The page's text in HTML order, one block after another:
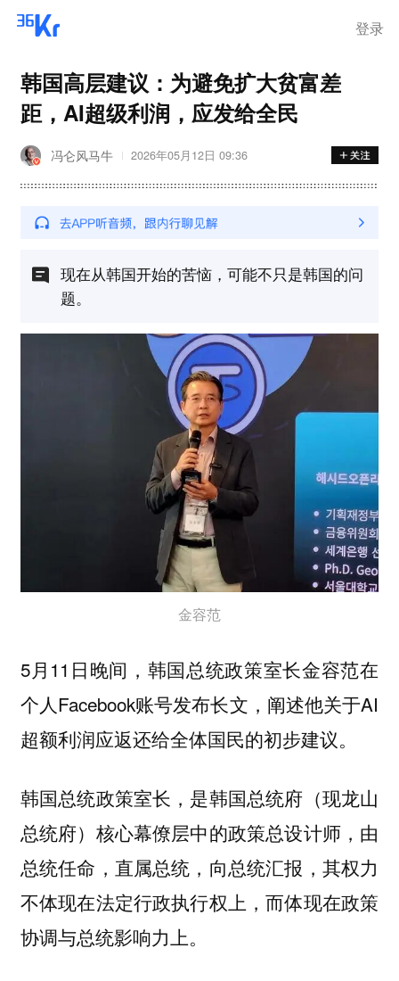
登录
韩国高层建议：为避免扩大贫富差
距，AI超级利润，应发给全民
冯仑风马牛 2026年05月12日 09:36
现在从韩国开始的苦恼，可能不只是韩国的问
题。
金容范
5月11日晚间，韩国总统政策室长金容范在
个人Facebook账号发布长文，阐述他关于AI
超额利润应返还给全体国民的初步建议。
韩国总统政策室长，是韩国总统府（现龙山
总统府）核心幕僚层中的政策总设计师，由
总统任命，直属总统，向总统汇报，其权力
不体现在法定行政执行权上，而体现在政策
协调与总统影响力上。